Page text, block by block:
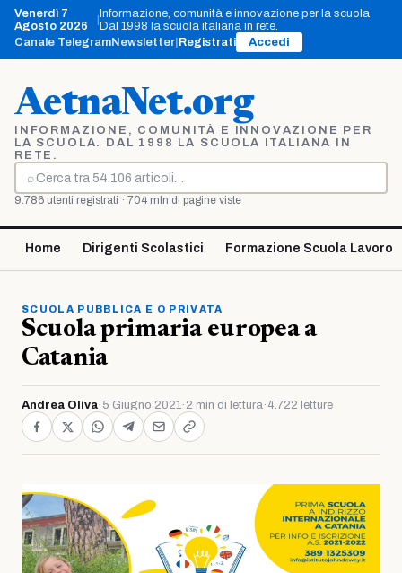
Vai
contenuto
Venerdì 7
Agosto 2026
Informazione, comunità e innovazione per la scuola.
Dal 1998 la scuola italiana in rete.
Canale TelegramNewsletter Registrati Accedi
AetnaNet.org
INFORMAZIONE, COMUNITÀ E INNOVAZIONE PER
LA SCUOLA. DAL 1998 LA SCUOLA ITALIANA IN
RETE.
⌕
Cerca
9.786 utenti registrati · 704 mln di pagine viste
Home Dirigenti Scolastici Formazione Scuola Lavoro
SCUOLA PUBBLICA E O PRIVATA
Scuola primaria europea a
Catania
Andrea Oliva· 5 Giugno 2021· 2 min di lettura· 4.722 letture